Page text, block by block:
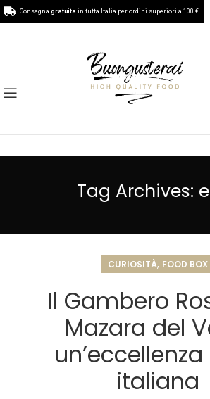
Tag Archives:
CURIOSITÀ, FOOD BOX
Il Gambero
Mazara del
un’eccellenza
italiana
Consegna gratuita in tutta Italia per ordini superiori a 100 €.